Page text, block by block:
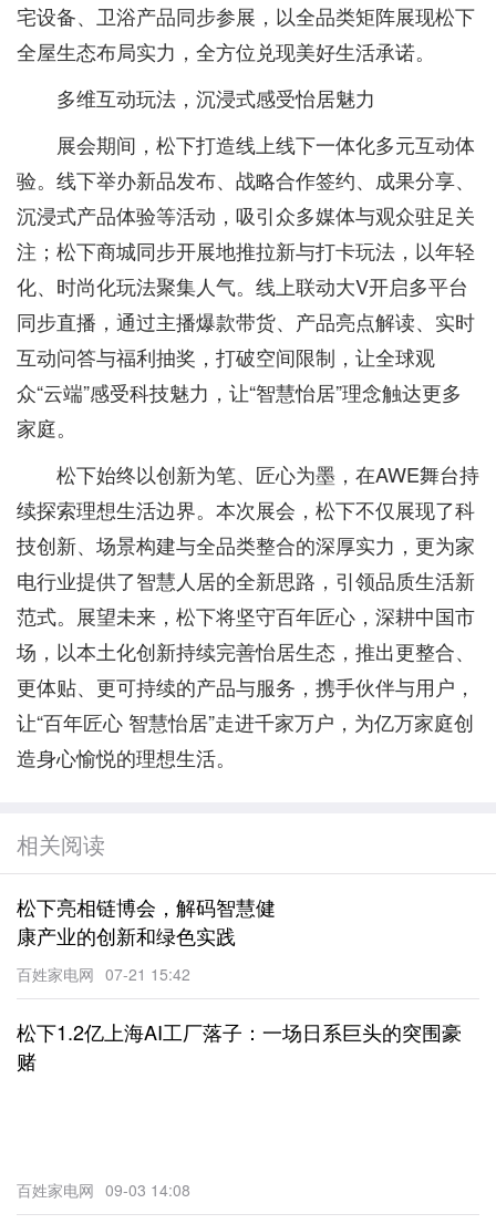
宅设备、卫浴产品同步参展，以全品类矩阵展现松下
全屋生态布局实力，全方位兑现美好生活承诺。
多维互动玩法，沉浸式感受怡居魅力
展会期间，松下打造线上线下一体化多元互动体
验。线下举办新品发布、战略合作签约、成果分享、
沉浸式产品体验等活动，吸引众多媒体与观众驻足关
注；松下商城同步开展地推拉新与打卡玩法，以年轻
化、时尚化玩法聚集人气。线上联动大V开启多平台
同步直播，通过主播爆款带货、产品亮点解读、实时
互动问答与福利抽奖，打破空间限制，让全球观
众“云端”感受科技魅力，让“智慧怡居”理念触达更多
家庭。
松下始终以创新为笔、匠心为墨，在AWE舞台持
续探索理想生活边界。本次展会，松下不仅展现了科
技创新、场景构建与全品类整合的深厚实力，更为家
电行业提供了智慧人居的全新思路，引领品质生活新
范式。展望未来，松下将坚守百年匠心，深耕中国市
场，以本土化创新持续完善怡居生态，推出更整合、
更体贴、更可持续的产品与服务，携手伙伴与用户，
让“百年匠心 智慧怡居”走进千家万户，为亿万家庭创
造身心愉悦的理想生活。
相关阅读
松下亮相链博会，解码智慧健
康产业的创新和绿色实践
百姓家电网 07-21 15:42
松下1.2亿上海AI工厂落子：一场日系巨头的突围豪
赌
百姓家电网 09-03 14:08